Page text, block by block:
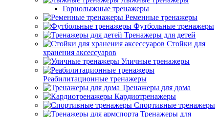
Горнолыжные тренажеры
Ременные тренажеры
Футбольные тренажеры
Тренажеры для детей
Стойки для
хранения аксессуаров
Уличные тренажеры
Реабилитационные тренажеры
Тренажеры для дома
Кардиотренажеры
Спортивные тренажеры
Тренажеры для